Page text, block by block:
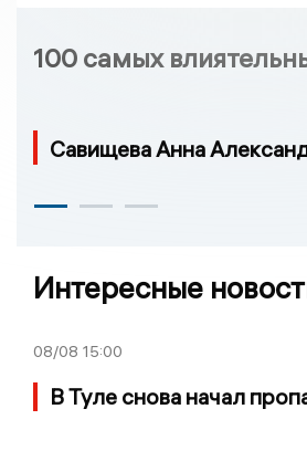
100 самых
Савищева Анна
Интересные
08/08 15:00
В Туле снова начал